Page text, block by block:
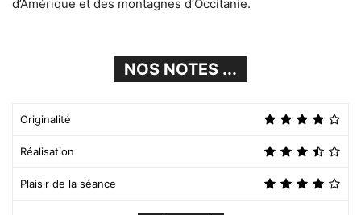
d’Amérique et des montagnes d’Occitanie.
NOS NOTES ...
Originalité
Réalisation
Plaisir de la séance